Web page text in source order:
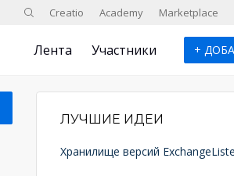
ПоискCreatio Academy Marketplace
Лента Участники +
ЛУЧШИЕ ИДЕИ
Хранилище версий